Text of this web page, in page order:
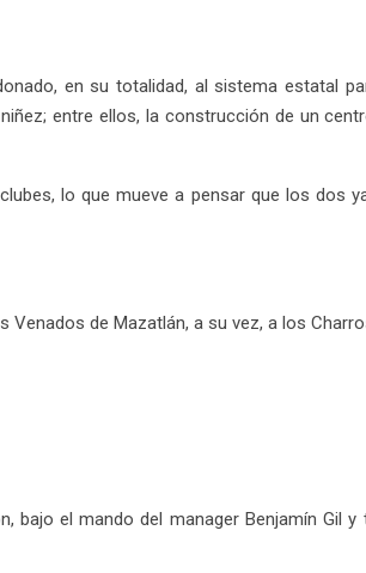
en su totalidad, al sistema estatal
entre ellos, la construcción de un
lo que mueve a pensar que los dos
de Mazatlán, a su vez, a los
bajo el mando del manager Benjamín Gil